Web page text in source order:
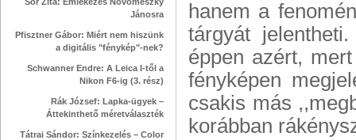
Jánosra
Pfisztner Gábor: Miért nem hiszünk
a digitális "fénykép"-nek?
Schwanner Endre: A Leica I-től a
Nikon F6-ig (3. rész)
Rák József: Lapka-ügyek –
Áttekinthető méretválaszték
Tátrai Sándor: Színkezelés – Color
hanem a
tárgyát
éppen azért,
fényképen
csakis más
korábban